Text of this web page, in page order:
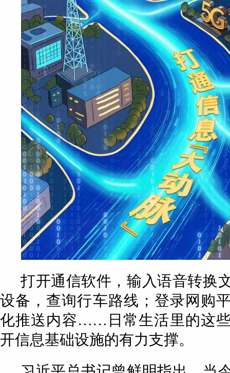
打开通信软件，输入语音转换
设备，查询行车路线；登录网购
化推送内容……日常生活里的这
开信息基础设施的有力支撑。